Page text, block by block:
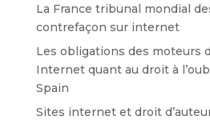
La France tribunal mondial
contrefaçon sur internet
Les obligations des moteurs
Internet quant au droit à
Spain
Sites internet et droit